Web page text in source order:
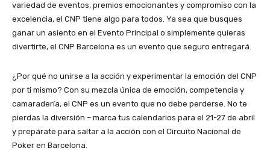
variedad de eventos, premios emocionantes y compromiso con la
excelencia, el CNP tiene algo para todos. Ya sea que busques
ganar un asiento en el Evento Principal o simplemente quieras
divertirte, el CNP Barcelona es un evento que seguro entregará.
¿Por qué no unirse a la acción y experimentar la emoción del CNP
por ti mismo? Con su mezcla única de emoción, competencia y
camaradería, el CNP es un evento que no debe perderse. No te
pierdas la diversión – marca tus calendarios para el 21-27 de abril
y prepárate para saltar a la acción con el Circuito Nacional de
Poker en Barcelona.